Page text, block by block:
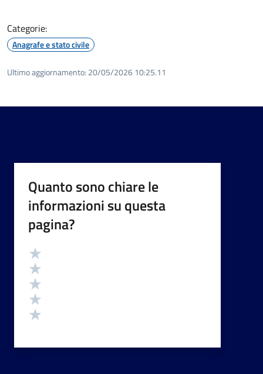
Categorie:
Anagrafe e stato civile
Ultimo aggiornamento: 20/05/2026 10:25.11
Quanto sono chiare le
informazioni su questa
pagina?
Valutazione